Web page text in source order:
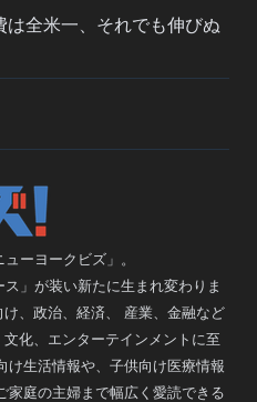
は全米一、それでも伸びぬ
ーヨークビズ」。
」が装い新たに生まれ変わりま
、政治、経済、 産業、金融など
化、エンターテインメントに至
け生活情報や、子供向け医療情報
家庭の主婦まで幅広く愛読できる